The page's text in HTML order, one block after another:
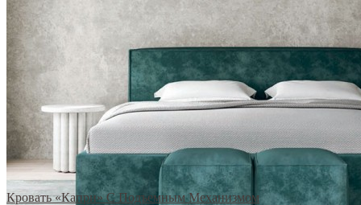
Кровать «Капри» С Подъемным Механизмом